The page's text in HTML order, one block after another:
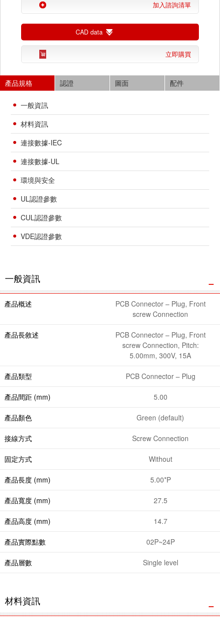
加入諮詢清單
CAD data
立即購買
產品規格 認證 圖面 配件
一般資訊
材料資訊
連接數據-IEC
連接數據-UL
環境與安全
UL認證參數
CUL認證參數
VDE認證參數
一般資訊
產品概述
PCB Connector – Plug, Front
screw Connection
產品長敘述
PCB Connector – Plug, Front
screw Connection, Pitch:
5.00mm, 300V, 15A
產品類型 PCB Connector – Plug
產品間距 (mm) 5.00
產品顏色 Green (default)
接線方式 Screw Connection
固定方式 Without
產品長度 (mm) 5.00*P
產品寬度 (mm) 27.5
產品高度 (mm) 14.7
產品實際點數 02P~24P
產品層數 Single level
材料資訊